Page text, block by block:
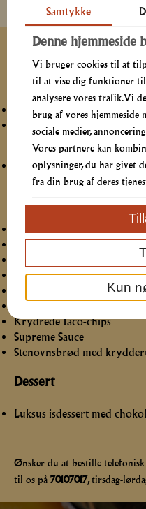
Beskrivelse
Forretsbuffet (det hele
Luksus hjemmelavet
Chicken-Salad, helstegt,
med sprødt bacon,
karrydressing
Hertil landflûtes med smør
Kalvecuvette, supermør
Barbecue Chicken,
Cremede, flødebagte
Årstidens blandede salat m.
Krydrede Taco-chips
Supreme Sauce
Stenovnsbrød med
Dessert
Luksus isdessert med
Ønsker du at bestille
til os på 70107017, tirsdag-
Samtykke
Denne hjemmeside
Vi bruger cookies til at
til at vise dig funktioner
analysere vores trafik. Vi
brug af vores hjemmeside
sociale medier,
Vores partnere kan
oplysninger, du har givet
fra din brug af deres
Kun